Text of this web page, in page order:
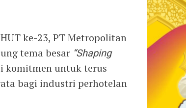
HUT ke-23, PT Metropolitan
tema besar “Shaping
komitmen untuk terus
bagi industri perhotelan